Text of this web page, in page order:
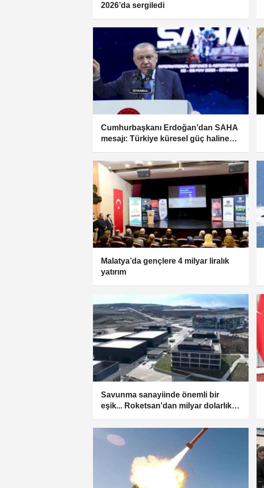
2026’da sergiledi
Cumhurbaşkanı Erdoğan’dan SAHA
mesajı: Türkiye küresel güç haline
Malatya’da gençlere 4 milyar liralık
yatırım
Savunma sanayiinde önemli bir
eşik... Roketsan'dan milyar dolarlık